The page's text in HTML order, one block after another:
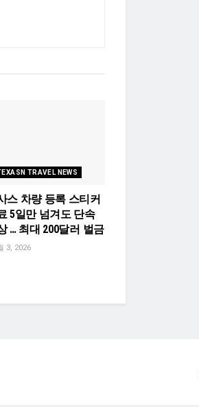
TRAVEL NEWS
스 차량 등록 스티커
5일만 넘겨도 단속
… 최대 200달러 벌금
3, 2026